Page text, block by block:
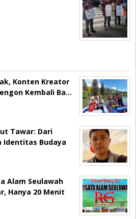
Konten Kreator
Kembali Ba…
Tawar: Dari
Identitas Budaya
Alam Seulawah
Hanya 20 Menit